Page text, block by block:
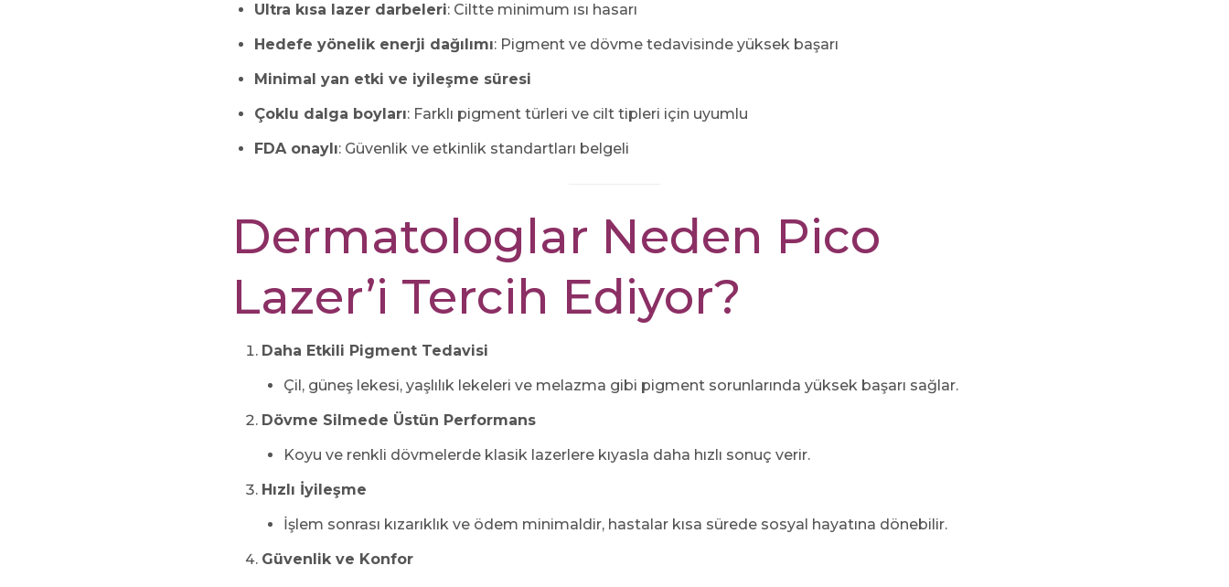
Ultra kısa lazer darbeleri: Ciltte minimum ısı hasarı
Hedefe yönelik enerji dağılımı: Pigment ve dövme tedavisinde yüksek başarı
Minimal yan etki ve iyileşme süresi
Çoklu dalga boyları: Farklı pigment türleri ve cilt tipleri için uyumlu
FDA onaylı: Güvenlik ve etkinlik standartları belgeli
Dermatologlar Neden Pico
Lazer’i Tercih Ediyor?
Daha Etkili Pigment Tedavisi
Çil, güneş lekesi, yaşlılık lekeleri ve melazma gibi pigment sorunlarında yüksek başarı sağlar.
Dövme Silmede Üstün Performans
Koyu ve renkli dövmelerde klasik lazerlere kıyasla daha hızlı sonuç verir.
Hızlı İyileşme
İşlem sonrası kızarıklık ve ödem minimaldir, hastalar kısa sürede sosyal hayatına dönebilir.
Güvenlik ve Konfor